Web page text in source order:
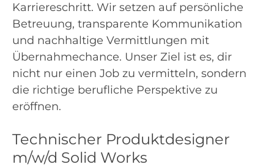
Karriereschritt. Wir setzen auf persönliche
Betreuung, transparente Kommunikation
und nachhaltige Vermittlungen mit
Übernahmechance. Unser Ziel ist es, dir
nicht nur einen Job zu vermitteln, sondern
die richtige berufliche Perspektive zu
eröffnen.
Technischer Produktdesigner
m/w/d Solid Works